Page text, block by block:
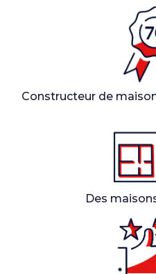
Constructeur de
Des